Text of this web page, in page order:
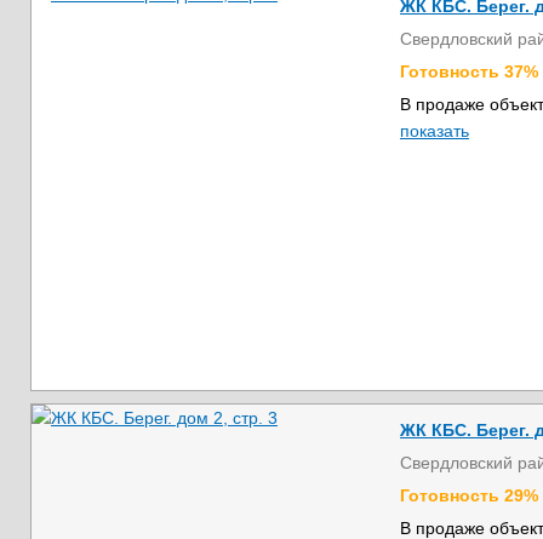
ЖК КБС. Берег.
Свердловский
Готовность 37%
В продаже
показать
ЖК КБС. Берег.
Свердловский
Готовность 29%
В продаже